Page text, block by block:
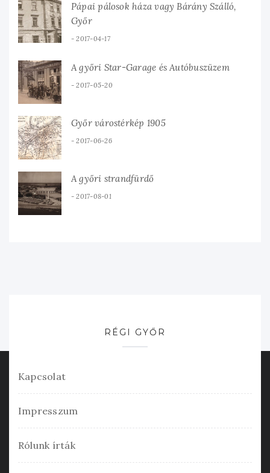
Pápai pálosok háza vagy Bárány Szálló,
Győr
2017-04-17
A győri Star-Garage és Autóbuszüzem
2017-05-20
Győr várostérkép 1905
2017-06-26
A győri strandfürdő
2017-08-01
RÉGI GYŐR
Kapcsolat
Impresszum
Rólunk írták